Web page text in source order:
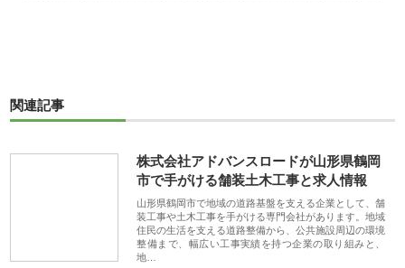
関連記事
株式会社アドバンスロードが山形県鶴岡
市で手がける舗装土木工事と求人情報
山形県鶴岡市で地域の道路基盤を支える企業として、舗
装工事や土木工事を手がける専門会社があります。地域
住民の生活を支える道路整備から、公共施設周辺の環境
整備まで、幅広い工事実績を持つ企業の取り組みと、
地…